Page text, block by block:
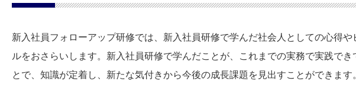
新入社員フォローアップ研修では、新入社員研修で学んだ社会人としての心得
ルをおさらいします。新入社員研修で学んだことが、これまでの実務で実践で
とで、知識が定着し、新たな気付きから今後の成長課題を見出すことができます